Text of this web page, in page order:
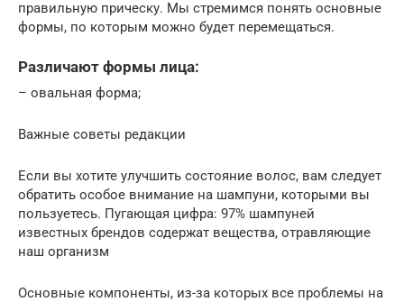
правильную прическу. Мы стремимся понять основные
формы, по которым можно будет перемещаться.
Различают формы лица:
– овальная форма;
Важные советы редакции
Если вы хотите улучшить состояние волос, вам следует
обратить особое внимание на шампуни, которыми вы
пользуетесь. Пугающая цифра: 97% шампуней
известных брендов содержат вещества, отравляющие
наш организм
Основные компоненты, из-за которых все проблемы на